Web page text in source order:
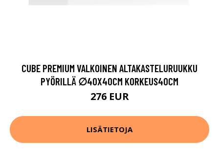
CUBE PREMIUM VALKOINEN ALTAKASTELURUUKKU
PYÖRILLÄ ∅40X40CM KORKEUS40CM
276 EUR
LISÄTIETOJA